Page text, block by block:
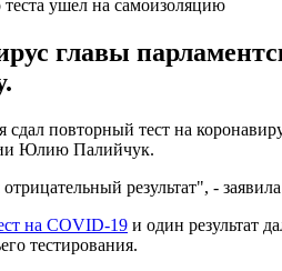
ушел на самоизоляцию
главы
повторный тест на
Юлию Палийчук.
результат", -
на COVID-19 и один результат
тестирования.